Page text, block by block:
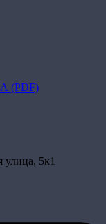
(PDF)
5к1